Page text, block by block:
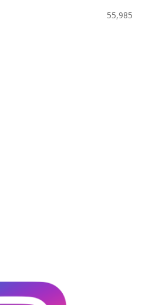
55,985